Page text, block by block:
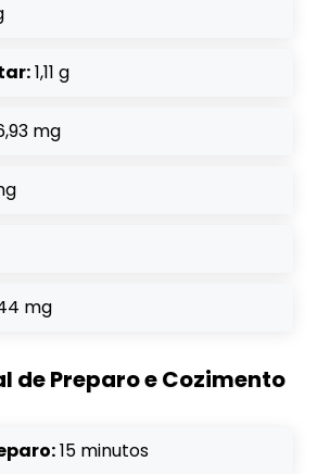
1,11 g
mg
mg
de Preparo e Cozimento
15 minutos